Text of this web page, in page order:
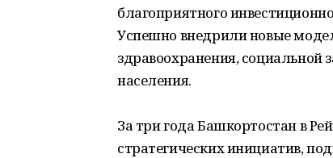
благоприятного
Успешно внедрили новые
здравоохранения,
населения.
За три года Башкортостан в
стратегических инициатив,